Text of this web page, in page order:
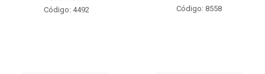
Código: 4492 Código: 8558